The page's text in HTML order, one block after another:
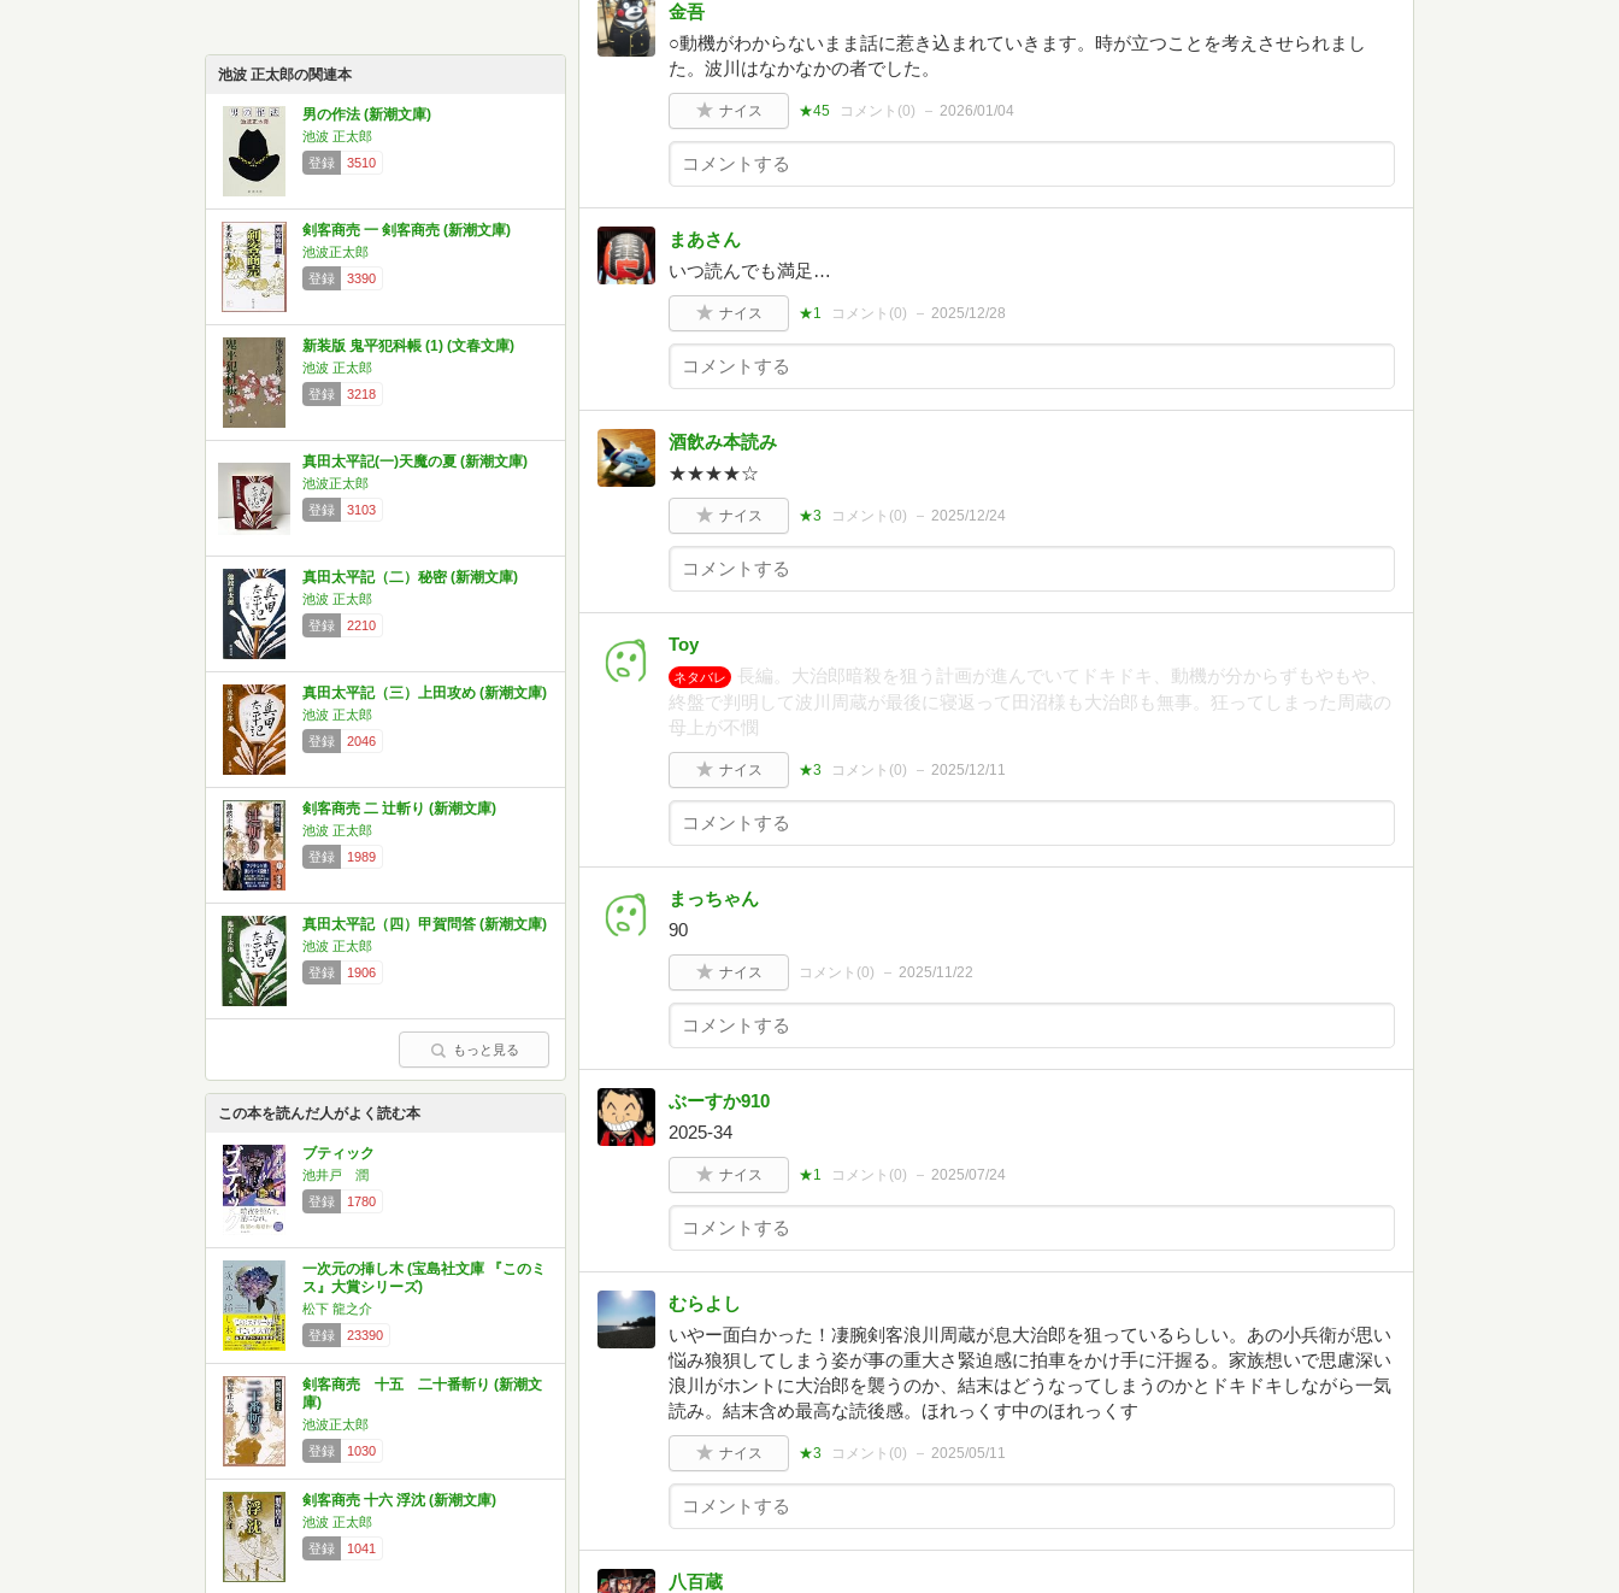
池波 正太郎の関連本
男の作法 (新潮文庫)
池波 正太郎
登録
3510
剣客商売 一 剣客商売 (新潮文庫)
池波正太郎
登録
3390
新装版 鬼平犯科帳 (1) (文春文庫)
池波 正太郎
登録
3218
真田太平記(一)天魔の夏 (新潮文庫)
池波正太郎
登録
3103
真田太平記（二）秘密 (新潮文庫)
池波 正太郎
登録
2210
真田太平記（三）上田攻め (新潮文庫)
池波 正太郎
登録
2046
剣客商売 二 辻斬り (新潮文庫)
池波 正太郎
登録
1989
真田太平記（四）甲賀問答 (新潮文庫)
池波 正太郎
登録
1906
もっと見る
この本を読んだ人がよく読む本
ブティック
池井戸 潤
登録
1780
一次元の挿し木 (宝島社文庫 『このミ
ス』大賞シリーズ)
松下 龍之介
登録
23390
剣客商売 十五 二十番斬り (新潮文
庫)
池波正太郎
登録
1030
剣客商売 十六 浮沈 (新潮文庫)
池波 正太郎
登録
1041
金吾
○動機がわからないまま話に惹き込まれていきます。時が立つことを考えさせられまし
た。波川はなかなかの者でした。
ナイス ★45 コメント(0) 2026/01/04
まあさん
いつ読んでも満足…
ナイス ★1 コメント(0) 2025/12/28
酒飲み本読み
★★★★☆
ナイス ★3 コメント(0) 2025/12/24
Toy
ネタバレ
長編。大治郎暗殺を狙う計画が進んでいてドキドキ、動機が分からずもやもや、
終盤で判明して波川周蔵が最後に寝返って田沼様も大治郎も無事。狂ってしまった周蔵の
母上が不憫
ナイス ★3 コメント(0) 2025/12/11
まっちゃん
90
ナイス コメント(0) 2025/11/22
ぶーすか910
2025-34
ナイス ★1 コメント(0) 2025/07/24
むらよし
いやー面白かった！凄腕剣客浪川周蔵が息大治郎を狙っているらしい。あの小兵衛が思い
悩み狼狽してしまう姿が事の重大さ緊迫感に拍車をかけ手に汗握る。家族想いで思慮深い
浪川がホントに大治郎を襲うのか、結末はどうなってしまうのかとドキドキしながら一気
読み。結末含め最高な読後感。ほれっくす中のほれっくす
ナイス ★3 コメント(0) 2025/05/11
八百蔵